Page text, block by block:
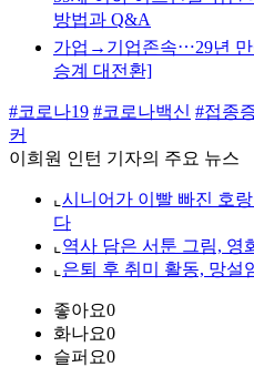
방법과 Q&A
가업→기업존속⋯29년 만
승계 대전환]
#코로나19 #코로나백신 #접종
커
이희원 인턴 기자의 주요 뉴스
⌞ 시니어가 이빨 빠진 호
다
⌞ 역사 담은 서툰 그림, 영
⌞ 은퇴 후 취미 활동, 망설
좋아요0
화나요0
슬퍼요0